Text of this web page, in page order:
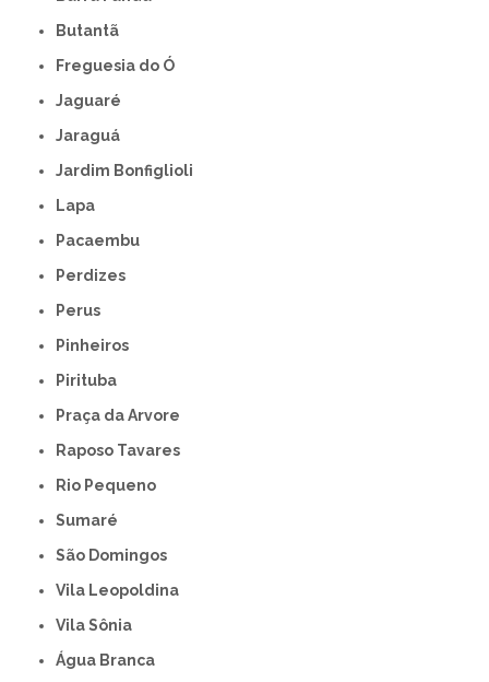
Butantã
Freguesia do Ó
Jaguaré
Jaraguá
Jardim Bonfiglioli
Lapa
Pacaembu
Perdizes
Perus
Pinheiros
Pirituba
Praça da Arvore
Raposo Tavares
Rio Pequeno
Sumaré
São Domingos
Vila Leopoldina
Vila Sônia
Água Branca